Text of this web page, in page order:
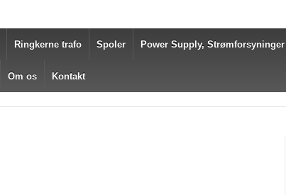
Ringkerne trafo Spoler Power Supply, Strømforsyninger
Om os Kontakt